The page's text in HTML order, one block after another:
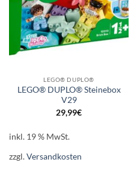
LEGO® DUPLO®
LEGO® DUPLO® Steinebox
V29
29,99€
inkl. 19 % MwSt.
zzgl.Versandkosten